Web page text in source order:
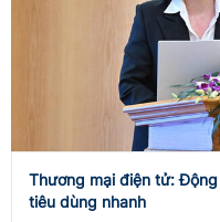
Thương mại điện tử:
tiêu dùng nhanh